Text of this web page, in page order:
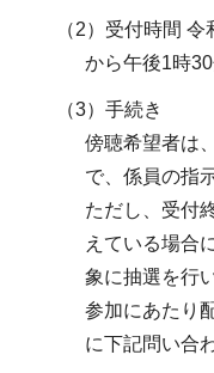
（2）受付時間
から午後1時
（3）手続き
傍聴希望者は
で、係員の指
ただし、受付
えている場合
象に抽選を行
参加にあたり
に下記問い合